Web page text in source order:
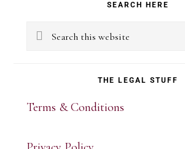
Sidebar
SEARCH HERE
Search
THE LEGAL STUFF
Terms & Conditions